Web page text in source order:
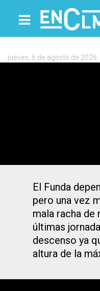
Etiqueta:
EDF
Logroño
Presiona Intro
jueves, 6 de agosto de 2026
El Funda
pero una vez
mala racha de
últimas
descenso ya
altura de la